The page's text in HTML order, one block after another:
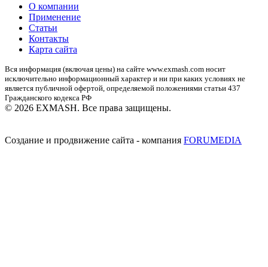
О компании
Применение
Статьи
Контакты
Карта сайта
Вся информация (включая цены) на сайте www.exmash.com носит
исключительно информационный характер и ни при каких условиях не
является публичной офертой, определяемой положениями статьи 437
Гражданского кодекса РФ
© 2026 EXMASH. Все права защищены.
Создание и продвижение сайта - компания FORUMEDIA